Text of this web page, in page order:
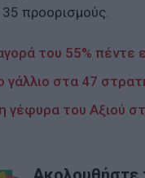
προορισμούς.
του 55% πέντε
στα 47
γέφυρα του Αξιού